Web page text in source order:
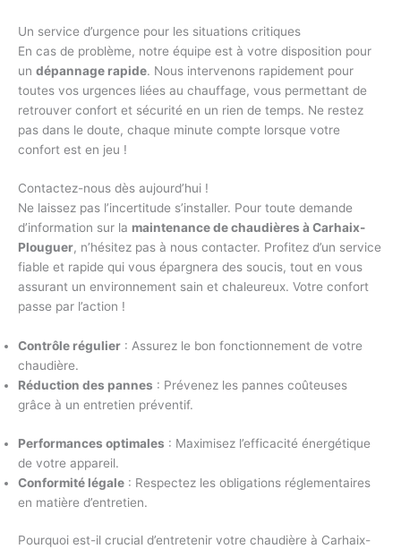
Un service d’urgence pour les situations critiques
En cas de problème, notre équipe est à votre disposition pour
un dépannage rapide. Nous intervenons rapidement pour
toutes vos urgences liées au chauffage, vous permettant de
retrouver confort et sécurité en un rien de temps. Ne restez
pas dans le doute, chaque minute compte lorsque votre
confort est en jeu !
Contactez-nous dès aujourd’hui !
Ne laissez pas l’incertitude s’installer. Pour toute demande
d’information sur la maintenance de chaudières à Carhaix-
Plouguer, n’hésitez pas à nous contacter. Profitez d’un service
fiable et rapide qui vous épargnera des soucis, tout en vous
assurant un environnement sain et chaleureux. Votre confort
passe par l’action !
Contrôle régulier : Assurez le bon fonctionnement de votre
chaudière.
Réduction des pannes : Prévenez les pannes coûteuses
grâce à un entretien préventif.
Performances optimales : Maximisez l’efficacité énergétique
de votre appareil.
Conformité légale : Respectez les obligations réglementaires
en matière d’entretien.
Pourquoi est-il crucial d’entretenir votre chaudière à Carhaix-